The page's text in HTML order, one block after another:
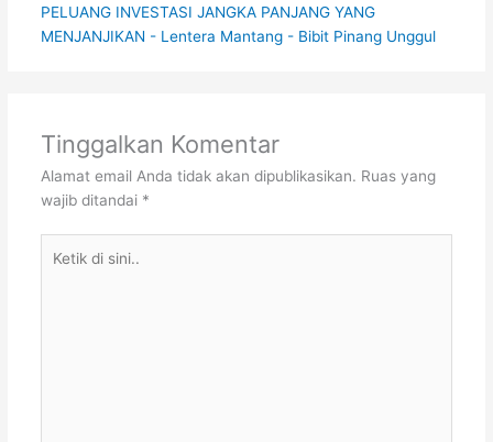
PELUANG INVESTASI JANGKA PANJANG YANG
MENJANJIKAN - Lentera Mantang - Bibit Pinang Unggul
Tinggalkan Komentar
Alamat email Anda tidak akan dipublikasikan. Ruas yang
wajib ditandai *